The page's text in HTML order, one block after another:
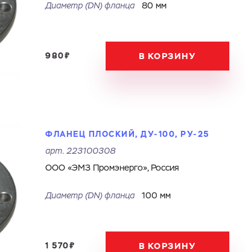
Диаметр (DN) фланца 80 мм
980₽ В КОРЗИНУ
ФЛАНЕЦ ПЛОСКИЙ, ДУ-100, РУ-25
арт. 223100308
ООО «ЭМЗ Промэнерго», Россия
Диаметр (DN) фланца 100 мм
1 570₽ В КОРЗИНУ